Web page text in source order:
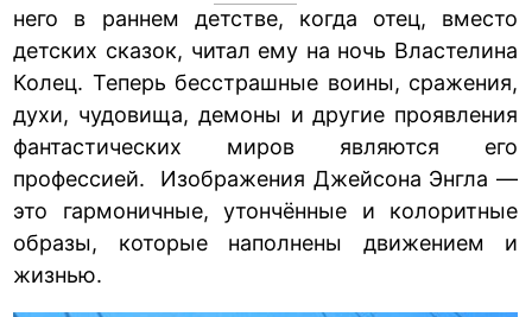
него в раннем детстве, когда отец, вместо
детских сказок, читал ему на ночь Властелина
Колец. Теперь бесстрашные воины, сражения,
духи, чудовища, демоны и другие проявления
фантастических миров являются его
профессией. Изображения Джейсона Энгла —
это гармоничные, утончённые и колоритные
образы, которые наполнены движением и
жизнью.